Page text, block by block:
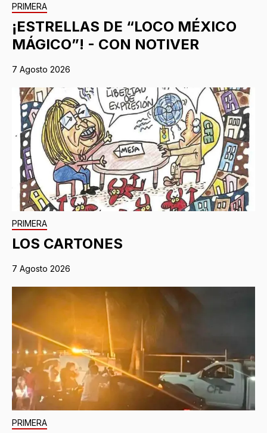
PRIMERA
¡ESTRELLAS DE “LOCO MÉXICO
MÁGICO”! - CON NOTIVER
7 Agosto 2026
PRIMERA
LOS CARTONES
7 Agosto 2026
PRIMERA